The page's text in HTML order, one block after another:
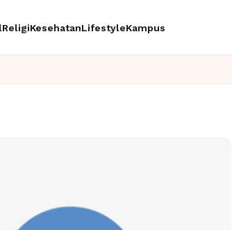
ReligiKesehatanLifestyleKampus